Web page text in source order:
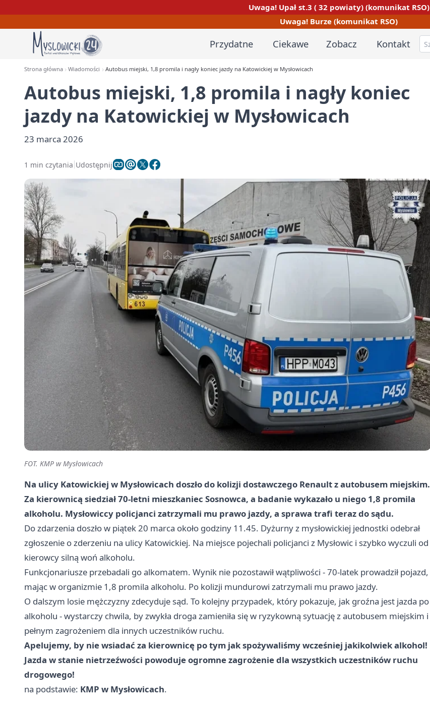
Uwaga! Upał st.3 ( 32 powiaty) (komunikat RSO)
Uwaga! Burze (komunikat RSO)
Przydatne Ciekawe Zobacz Kontakt
Strona główna Wiadomości Autobus miejski, 1,8 promila i nagły koniec jazdy na Katowickiej w Mysłowicach
Autobus miejski, 1,8 promila i nagły koniec
jazdy na Katowickiej w Mysłowicach
23 marca 2026
1 min czytania Udostępnij
FOT. KMP w Mysłowicach
Na ulicy Katowickiej w Mysłowicach doszło do kolizji dostawczego Renault z autobusem miejskim.
Za kierownicą siedział 70-letni mieszkaniec Sosnowca, a badanie wykazało u niego 1,8 promila
alkoholu. Mysłowiccy policjanci zatrzymali mu prawo jazdy, a sprawa trafi teraz do sądu.
Do zdarzenia doszło w piątek 20 marca około godziny 11.45. Dyżurny z mysłowickiej jednostki odebrał
zgłoszenie o zderzeniu na ulicy Katowickiej. Na miejsce pojechali policjanci z Mysłowic i szybko wyczuli od
kierowcy silną woń alkoholu.
Funkcjonariusze przebadali go alkomatem. Wynik nie pozostawił wątpliwości - 70-latek prowadził pojazd,
mając w organizmie 1,8 promila alkoholu. Po kolizji mundurowi zatrzymali mu prawo jazdy.
O dalszym losie mężczyzny zdecyduje sąd. To kolejny przypadek, który pokazuje, jak groźna jest jazda po
alkoholu - wystarczy chwila, by zwykła droga zamieniła się w ryzykowną sytuację z autobusem miejskim i
pełnym zagrożeniem dla innych uczestników ruchu.
Apelujemy, by nie wsiadać za kierownicę po tym jak spożywaliśmy wcześniej jakikolwiek alkohol!
Jazda w stanie nietrzeźwości powoduje ogromne zagrożenie dla wszystkich uczestników ruchu
drogowego!
na podstawie: KMP w Mysłowicach.